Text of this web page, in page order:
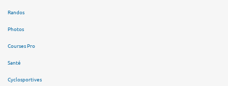
Randos
Photos
Courses Pro
Santé
Cyclosportives